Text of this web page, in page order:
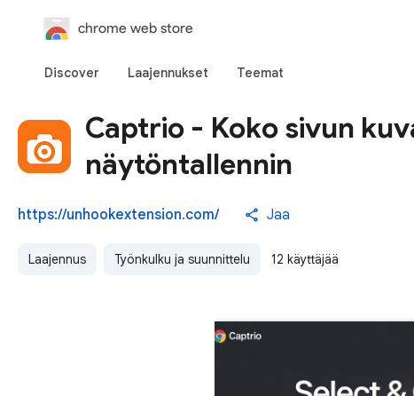
chrome web store
Discover Laajennukset Teemat
Captrio - Koko sivun
näytöntallennin
https://unhookextension.com/ Jaa
Laajennus Työnkulku ja suunnittelu 12 käyttäjää